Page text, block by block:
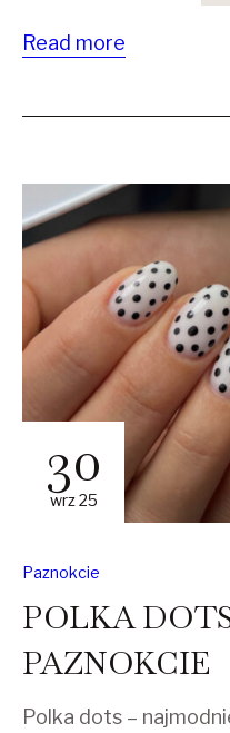
Read more
30
wrz 25
Paznokcie
POLKA
PAZNOKCIE
Polka dots –